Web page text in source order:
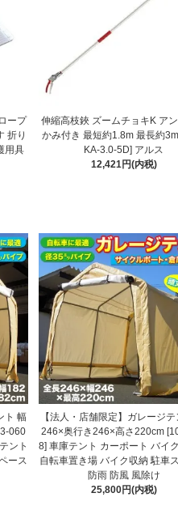
ープ
折り
用具
伸縮高枝鋏 ズームチョキK ア
かみ付き 最短約1.8m 最長約
KA-3.0-5D] アルス
12,421円(内税)
ト 幅
060
ント
ース
【法人・店舗限定】ガレージ
246×奥行き246×高さ220cm
8] 車庫テント カーポート バイ
自転車置き場 バイク収納 駐車
防雨 防風 風除け
25,800円(内税)